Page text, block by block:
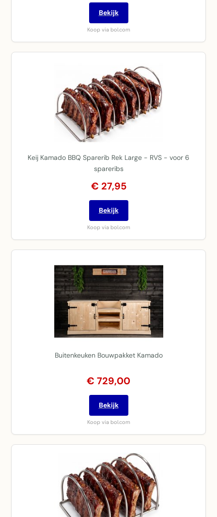
Bekijk
Koop via bol.com
Keij Kamado BBQ Sparerib Rek Large - RVS - voor 6
spareribs
€ 27,95
Bekijk
Koop via bol.com
Buitenkeuken Bouwpakket Kamado
€ 729,00
Bekijk
Koop via bol.com